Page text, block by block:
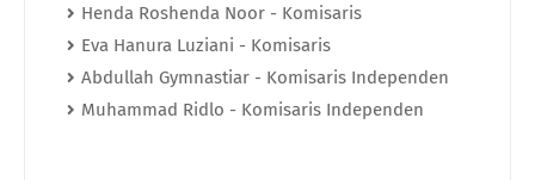
Henda Roshenda Noor - Komisaris
Eva Hanura Luziani - Komisaris
Abdullah Gymnastiar - Komisaris Independen
Muhammad Ridlo - Komisaris Independen